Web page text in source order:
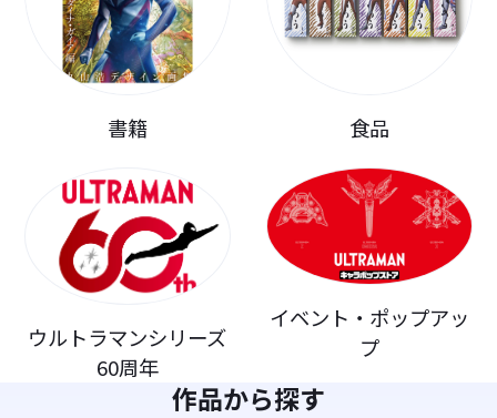
書籍 食品
ウルトラマンシリーズ
60周年
イベント・ポップアッ
プ
作品から探す